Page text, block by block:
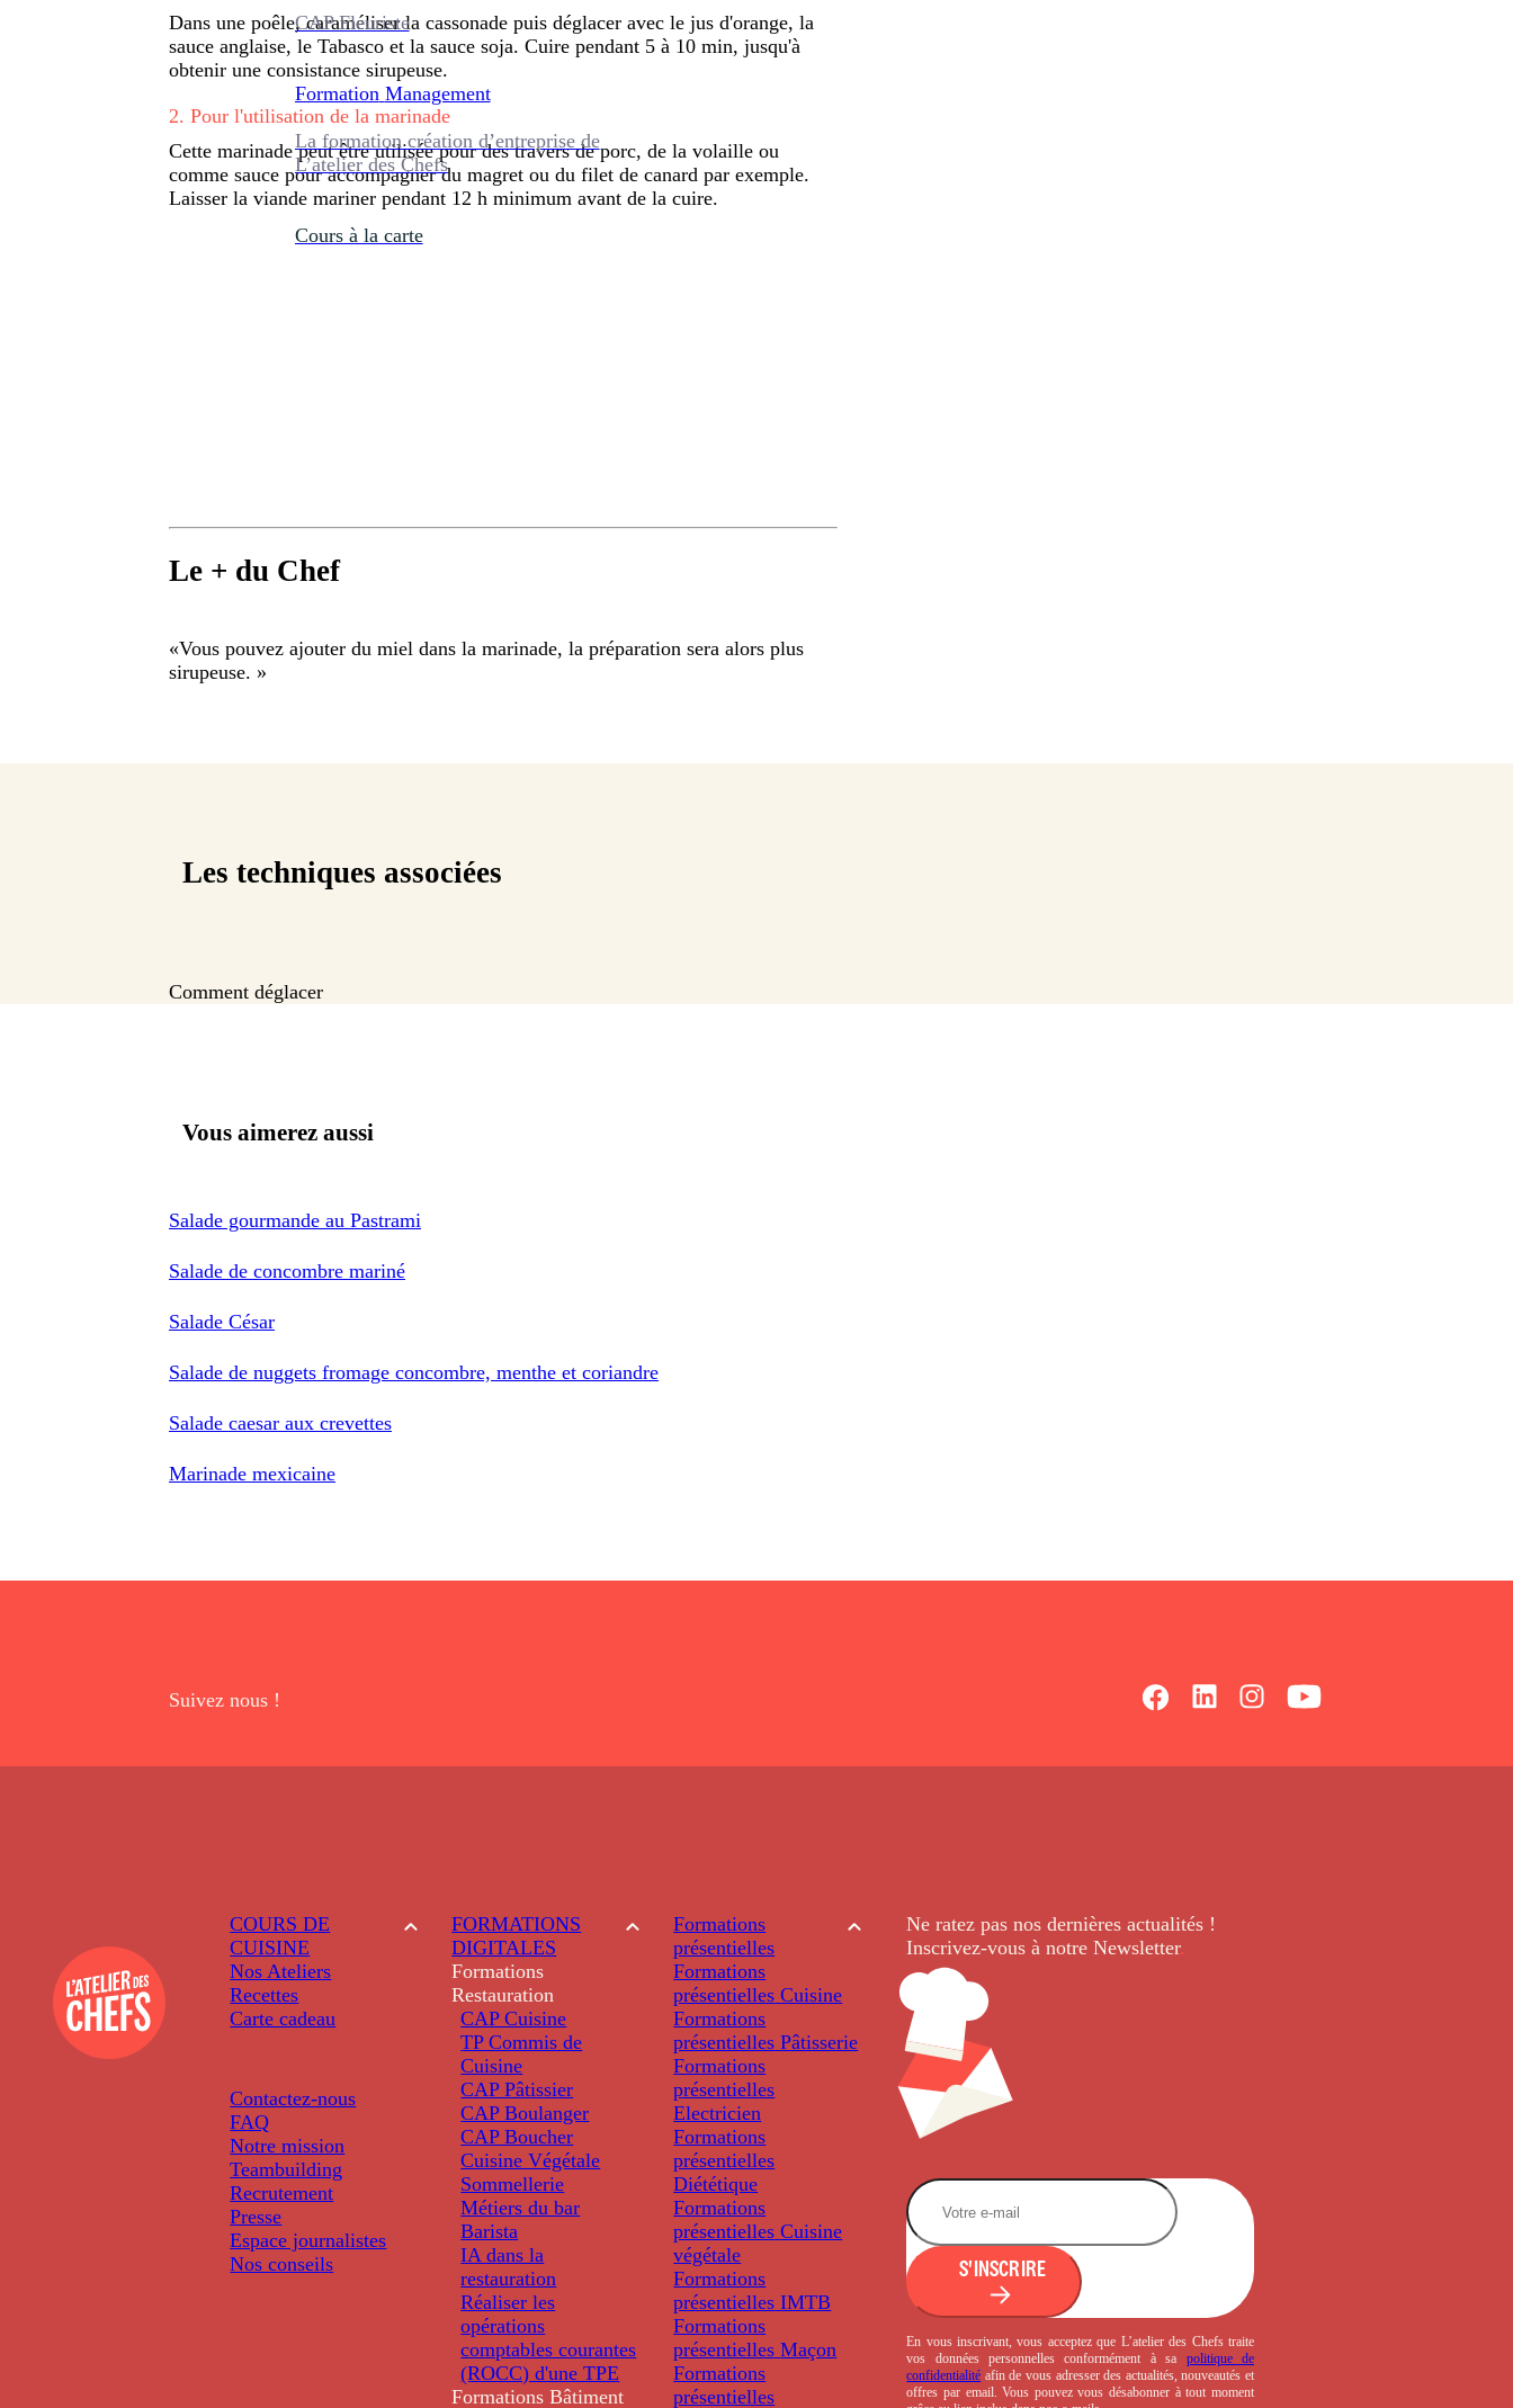
CAP Fleuriste
Formation Management
La formation création d’entreprise de
L’atelier des Chefs
Cours à la carte
Dans une poêle, caraméliser la cassonade puis déglacer avec le jus d'orange, la
sauce anglaise, le Tabasco et la sauce soja. Cuire pendant 5 à 10 min, jusqu'à
obtenir une consistance sirupeuse.
2. Pour l'utilisation de la marinade
Cette marinade peut être utilisée pour des travers de porc, de la volaille ou
comme sauce pour accompagner du magret ou du filet de canard par exemple.
Laisser la viande mariner pendant 12 h minimum avant de la cuire.
Le + du Chef
«Vous pouvez ajouter du miel dans la marinade, la préparation sera alors plus
sirupeuse. »
Les techniques associées
Comment déglacer
Vous aimerez aussi
Salade gourmande au Pastrami
Salade de concombre mariné
Salade César
Salade de nuggets fromage concombre, menthe et coriandre
Salade caesar aux crevettes
Marinade mexicaine
Suivez nous !
COURS DE
CUISINE
Nos Ateliers
Recettes
Carte cadeau
Contactez-nous
FAQ
Notre mission
Teambuilding
Recrutement
Presse
Espace journalistes
Nos conseils
FORMATIONS
DIGITALES
Formations
Restauration
CAP Cuisine
TP Commis de
Cuisine
CAP Pâtissier
CAP Boulanger
CAP Boucher
Cuisine Végétale
Sommellerie
Métiers du bar
Barista
IA dans la
restauration
Réaliser les
opérations
comptables courantes
(ROCC) d'une TPE
Formations Bâtiment
Formations
présentielles
Formations
présentielles Cuisine
Formations
présentielles Pâtisserie
Formations
présentielles
Electricien
Formations
présentielles
Diététique
Formations
présentielles Cuisine
végétale
Formations
présentielles IMTB
Formations
présentielles Maçon
Formations
présentielles
Ne ratez pas nos dernièresactualités !
Inscrivez-vous à notre Newsletter.
S'INSCRIRE
En vous inscrivant, vous acceptez que L’atelier des Chefs traite
vos données personnelles conformément à sa politique de
confidentialité afin de vous adresser des actualités, nouveautés et
offres par email. Vous pouvez vous désabonner à tout moment